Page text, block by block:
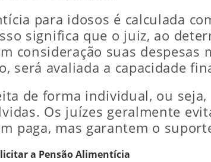
para idosos é calculada
significa que o juiz, ao
consideração suas
será avaliada a capacidade
de forma individual, ou
Os juízes geralmente
paga, mas garantem o
a Pensão Alimentícia